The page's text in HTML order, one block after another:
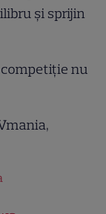
și sprijin
competiție nu